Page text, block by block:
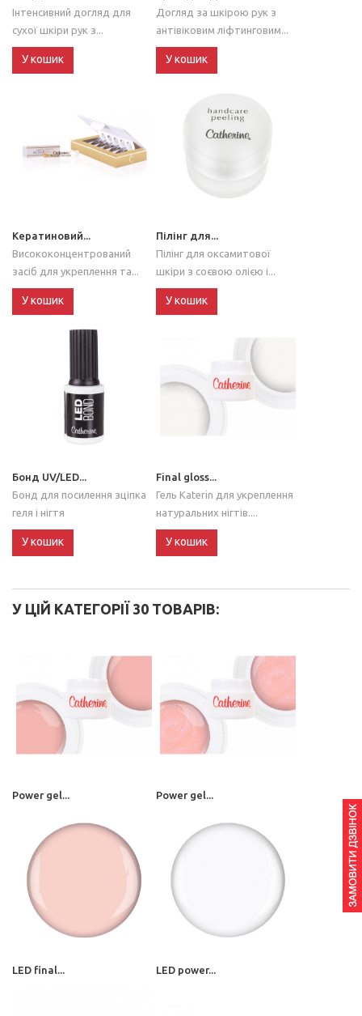
Інтенсивний догляд для
сухої шкіри рук з...
У кошик
Догляд за шкірою рук з
антівіковим ліфтинговим...
У кошик
Кератиновий...
Висококонцентрований
засіб для укреплення та...
У кошик
Пілінг для...
Пілінг для оксамитової
шкіри з соєвою олією і...
У кошик
Бонд UV/LED...
Бонд для посилення зціпка
геля і нігтя
У кошик
Final gloss...
Гель Katerin для укреплення
натуральних нігтів....
У кошик
У ЦІЙ КАТЕГОРІЇ 30 ТОВАРІВ:
Power gel... Power gel...
LED final... LED power...